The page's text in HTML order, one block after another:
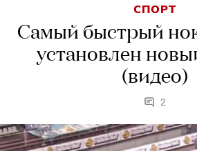
СПОРТ
Самый быстрый
установлен
(видео)
2